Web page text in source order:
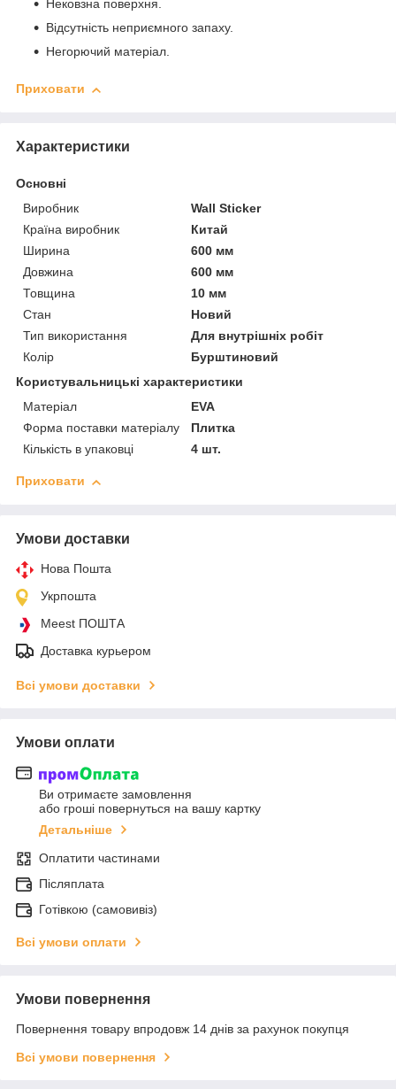
Нековзна поверхня.
Відсутність неприємного запаху.
Негорючий матеріал.
Приховати
Характеристики
Основні
Виробник
Wall Sticker
Країна виробник
Китай
Ширина
600 мм
Довжина
600 мм
Товщина
10 мм
Стан
Новий
Тип використання
Для внутрішніх робіт
Колір
Бурштиновий
Користувальницькі характеристики
Матеріал
EVA
Форма поставки матеріалу
Плитка
Кількість в упаковці
4 шт.
Приховати
Умови доставки
Нова Пошта
Укрпошта
Meest ПОШТА
Доставка курьером
Всі умови доставки
Умови оплати
Ви отримаєте замовлення
або гроші повернуться на вашу картку
Детальніше
Оплатити частинами
Післяплата
Готівкою (самовивіз)
Всі умови оплати
Умови повернення
Повернення товару впродовж 14 днів за рахунок покупця
Всі умови повернення